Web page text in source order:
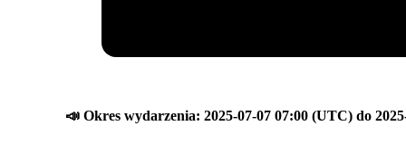
📣 Okres wydarzenia: 2025-07-07 07:00 (UTC) do